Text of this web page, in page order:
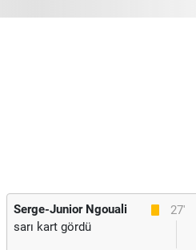
27'
Serge-Junior Ngouali
sarı kart gördü